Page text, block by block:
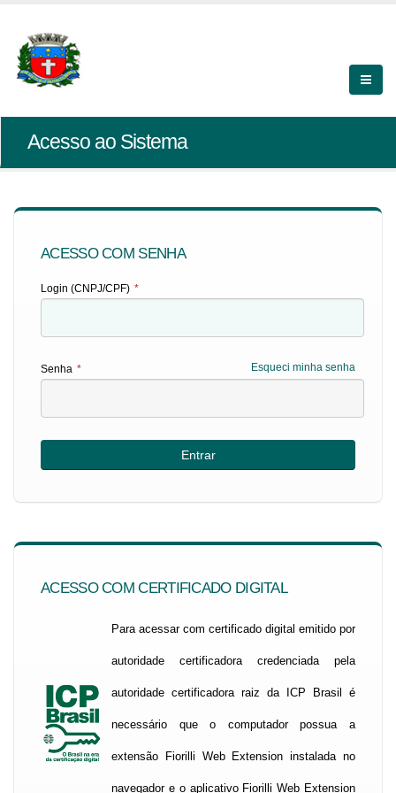
Acesso ao Sistema
ACESSO COM SENHA
Login (CNPJ/CPF) *
Esqueci minha senha
Senha *
ACESSO COM CERTIFICADO DIGITAL
Para acessar com certificado digital emitido por
autoridade certificadora credenciada pela
autoridade certificadora raiz da ICP Brasil é
necessário que o computador possua a
extensão Fiorilli Web Extension instalada no
navegador e o aplicativo Fiorilli Web Extension